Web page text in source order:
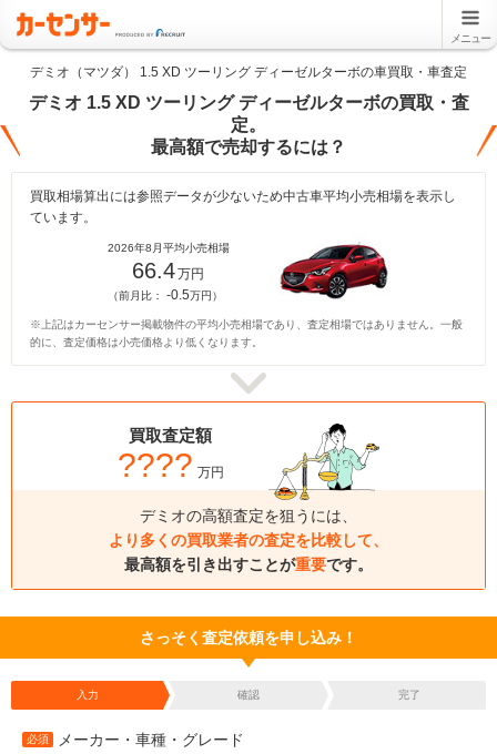
メニュー
デミオ（マツダ） 1.5 XD ツーリング ディーゼルターボの車買取・車査定
デミオ 1.5 XD ツーリング ディーゼルターボの買取・査
定。
最高額で売却するには？
買取相場算出には参照データが少ないため中古車平均小売相場を表示し
ています。
2026年8月平均小売相場
66.4万円
（前月比： -0.5万円）
※上記はカーセンサー掲載物件の平均小売相場であり、査定相場ではありません。一般
的に、査定価格は小売価格より低くなります。
買取査定額
???? 万円
デミオの高額査定を狙うには、
より多くの買取業者の査定を比較して、
最高額を引き出すことが重要です。
さっそく査定依頼を申し込み！
入力 確認 完了
必須 メーカー・車種・グレード